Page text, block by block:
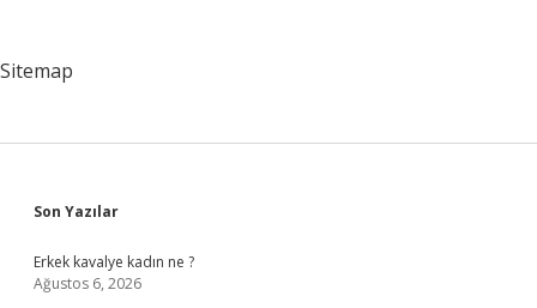
Sitemap
Sidebar
Son Yazılar
Erkek kavalye kadın ne ?
Ağustos 6, 2026